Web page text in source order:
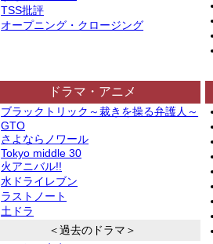
TSS批評
オープニング・クロージング
ドラマ・アニメ
ブラックトリック～裁きを操る弁護人～
GTO
さよならノワール
Tokyo middle 30
火アニバル!!
水ドライレブン
ラストノート
土ドラ
＜過去のドラマ＞